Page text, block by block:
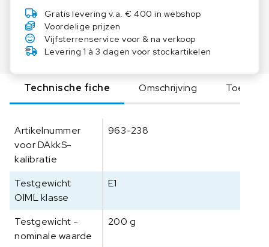
s
t
g
e
i
c
h
3
0
7
-
0
8
,
K
l
Gratis levering v.a. € 400 in webshop
Voordelige prijzen
Vijfsterrenservice voor & na verkoop
Levering 1 à 3 dagen voor stockartikelen
Technische fiche Omschrijving
Artikelnummer
voor DAkkS-
kalibratie
963-238
Testgewicht
OIML klasse
E1
Testgewicht -
nominale waarde
200 g